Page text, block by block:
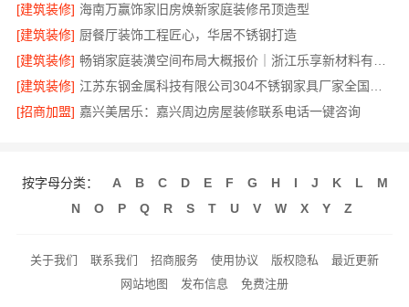
[建筑装修] 海南万赢饰家旧房焕新家庭装修吊顶造型
[建筑装修] 厨餐厅装饰工程匠心，华居不锈钢打造
[建筑装修]
[建筑装修]
[招商加盟] 嘉兴美居乐：嘉兴周边房屋装修联系电话一键咨询
按字母分类： A B C D E F G H I J K L
M
N
O P Q R S T U V W X Y Z
关于我们 联系我们 招商服务 使用协议 版权隐私
最近更新
网站地图
发布信息 免费注册